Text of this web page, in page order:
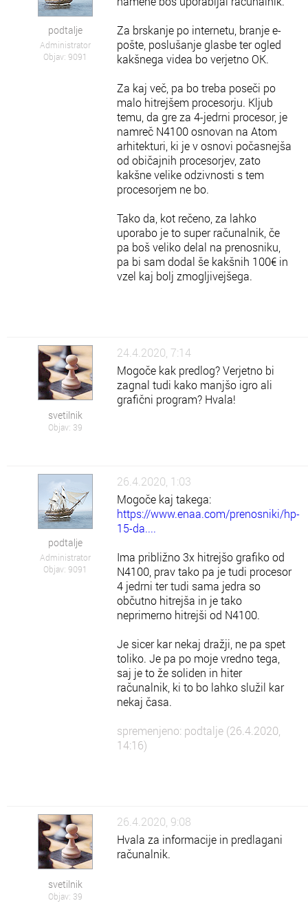
podtalje
Administrator
Objav: 9091
Za brskanje po internetu, branje e-
pošte, poslušanje glasbe ter ogled
kakšnega videa bo verjetno OK.
Za kaj več, pa bo treba poseči po
malo hitrejšem procesorju. Kljub
temu, da gre za 4-jedrni procesor, je
namreč N4100 osnovan na Atom
arhitekturi, ki je v osnovi počasnejša
od običajnih procesorjev, zato
kakšne velike odzivnosti s tem
procesorjem ne bo.
Tako da, kot rečeno, za lahko
uporabo je to super računalnik, če
pa boš veliko delal na prenosniku,
pa bi sam dodal še kakšnih 100€ in
vzel kaj bolj zmogljivejšega.
svetilnik
Objav: 39
24.4.2020, 7:14
Mogoče kak predlog? Verjetno bi
zagnal tudi kako manjšo igro ali
grafični program? Hvala!
podtalje
Administrator
Objav: 9091
26.4.2020, 1:03
Mogoče kaj takega:
https://www.enaa.com/prenosniki/hp-
15-da....
Ima približno 3x hitrejšo grafiko od
N4100, prav tako pa je tudi procesor
4 jedrni ter tudi sama jedra so
občutno hitrejša in je tako
neprimerno hitrejši od N4100.
Je sicer kar nekaj dražji, ne pa spet
toliko. Je pa po moje vredno tega,
saj je to že soliden in hiter
računalnik, ki to bo lahko služil kar
nekaj časa.
spremenjeno: podtalje (26.4.2020,
14:16)
svetilnik
Objav: 39
26.4.2020, 9:08
Hvala za informacije in predlagani
računalnik.